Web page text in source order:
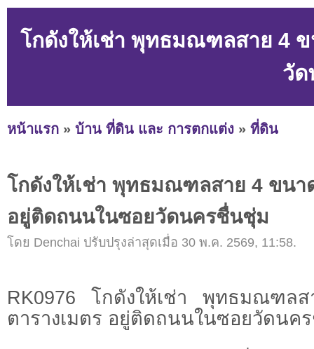
โกดังให้เช่า พุทธมณฑลสาย 4
วั
หน้าแรก » บ้าน ที่ดิน และ การตกแต่ง » ที่ดิน
โกดังให้เช่า พุทธมณฑลสาย 4 ขนา
อยู่ติดถนนในซอยวัดนครชื่นชุ่ม
โดย Denchai ปรับปรุงล่าสุดเมื่อ 30 พ.ค. 2569, 11:58.
RK0976 โกดังให้เช่า พุทธมณฑ
ตารางเมตร อยู่ติดถนนในซอยวัดนค